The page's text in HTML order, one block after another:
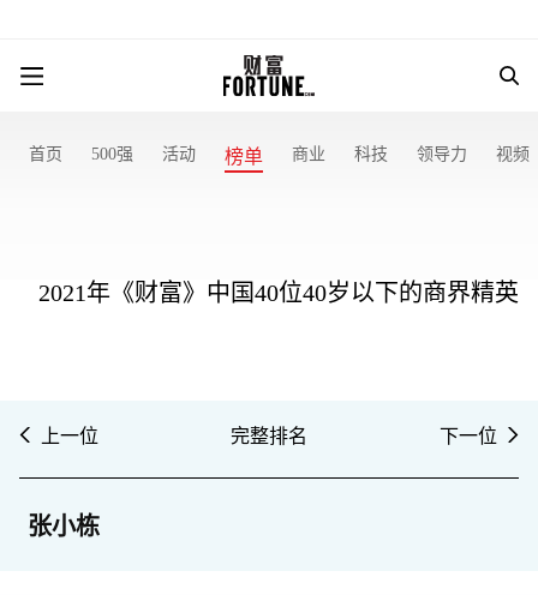
首页 500强 活动 榜单 商业 科技 领导力 视频
2021年《财富》中国40位40岁以下的商界精英
上一位 完整排名 下一位
张小栋